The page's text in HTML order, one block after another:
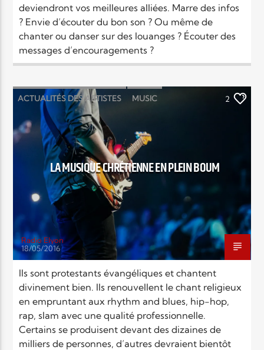
deviendront vos meilleures alliées. Marre des infos
? Envie d’écouter du bon son ? Ou même de
chanter ou danser sur des louanges ? Écouter des
messages d’encouragements ?
ACTUALITÉS DES ARTISTES MUSIC
NEWS
2
LA MUSIQUE CHRÉTIENNE EN PLEIN BOUM
Radio Elyon
18/05/2016
Ils sont protestants évangéliques et chantent
divinement bien. Ils renouvellent le chant religieux
en empruntant aux rhythm and blues, hip-hop,
rap, slam avec une qualité professionnelle.
Certains se produisent devant des dizaines de
milliers de personnes, d’autres devraient bientôt